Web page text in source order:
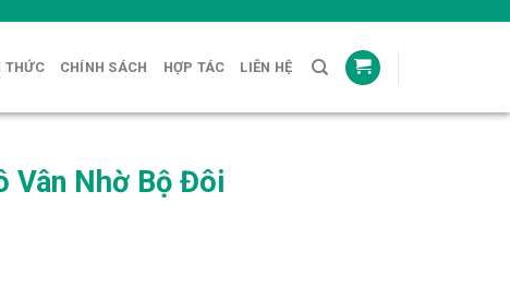
THỨC CHÍNH SÁCH HỢP TÁC LIÊN HỆ
Vân Nhờ Bộ Đôi